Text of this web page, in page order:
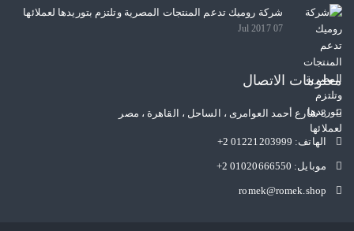
شركة روميك تدعم المنتجات المصرية وتلتزم بتوريدها لعملائها
07 Jul 2017
معلومات الاتصال
8 شارع أحمد العوامرى ، الساحل ، القاهرة ، مصر
الهاتف: +2 01221203999
موبايل: +2 01020666550
romek@romek.shop